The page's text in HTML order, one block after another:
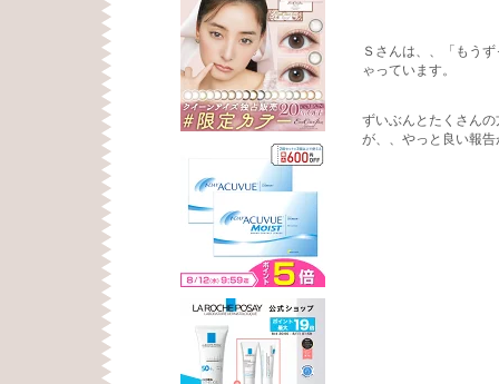
Ｓさんは、、「もう
ゃっています。
ずいぶんとたくさん
が、、やっと良い報